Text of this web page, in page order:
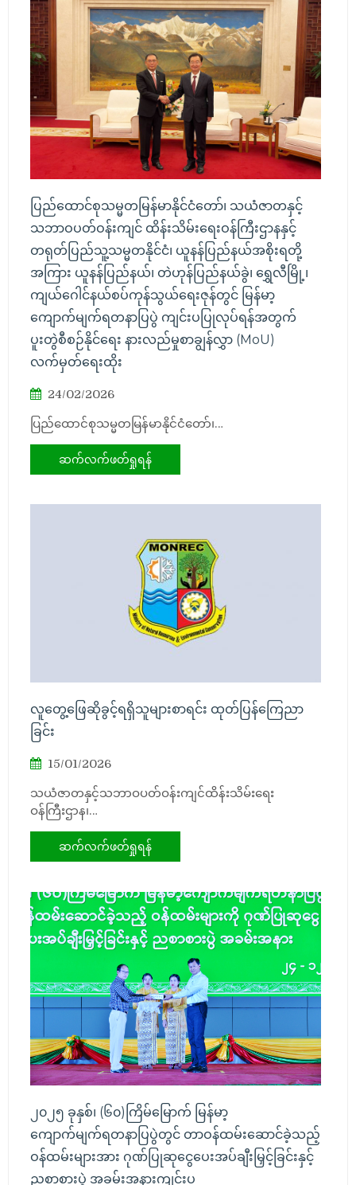
ပြည်ထောင်စုသမ္မတမြန်မာနိုင်ငံတော်၊ သယံဇာတနှင့်
သဘာဝပတ်ဝန်းကျင် ထိန်းသိမ်းရေးဝန်ကြီးဌာနနှင့်
တရုတ်ပြည်သူ့သမ္မတနိုင်ငံ၊ ယူနန်ပြည်နယ်အစိုးရတို့
အကြား ယူနန်ပြည်နယ်၊ တဲဟုန်ပြည်နယ်ခွဲ၊ ရွှေလီမြို့၊
ကျယ်ဂေါင်နယ်စပ်ကုန်သွယ်ရေးဇုန်တွင် မြန်မာ့
ကျောက်မျက်ရတနာပြပွဲ ကျင်းပပြုလုပ်ရန်အတွက်
ပူးတွဲစီစဉ်နိုင်ရေး နားလည်မှုစာချွန်လွှာ (MoU)
လက်မှတ်ရေးထိုး
24/02/2026
ပြည်ထောင်စုသမ္မတမြန်မာနိုင်ငံတော်၊…
ဆက်လက်ဖတ်ရှုရန်
လူတွေ့ဖြေဆိုခွင့်ရရှိသူများစာရင်း ထုတ်ပြန်ကြေညာ
ခြင်း
15/01/2026
သယံဇာတနှင့်သဘာဝပတ်ဝန်းကျင်ထိန်းသိမ်းရေး
ဝန်ကြီးဌာန၊…
ဆက်လက်ဖတ်ရှုရန်
၂၀၂၅ ခုနှစ်၊ (၆၀)ကြိမ်မြောက် မြန်မာ့
ကျောက်မျက်ရတနာပြပွဲတွင် တာဝန်ထမ်းဆောင်ခဲ့သည့်
ဝန်ထမ်းများအား ဂုဏ်ပြုဆုငွေပေးအပ်ချီးမြှင့်ခြင်းနှင့်
ညစာစားပွဲ အခမ်းအနားကျင်းပ